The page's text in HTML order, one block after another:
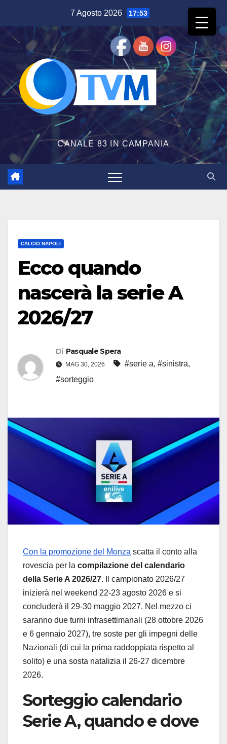
contenuto
7 Agosto 2026 17:53
CANALE 83 IN CAMPANIA
CALCIO NAPOLI
Ecco quando
nascerà la serie A
2026/27
Di Pasquale Spera
MAG 30, 2026 #serie a, #sinistra,
#sorteggio
Con la promozione del Monza scatta il conto alla
rovescia per la compilazione del calendario
della Serie A 2026/27. Il campionato 2026/27
inizierà nel weekend 22-23 agosto 2026 e si
concluderà il 29-30 maggio 2027. Nel mezzo ci
saranno due turni infrasettimanali (28 ottobre 2026
e 6 gennaio 2027), tre soste per gli impegni delle
Nazionali (di cui la prima raddoppiata rispetto al
solito) e una sosta natalizia il 26-27 dicembre
2026.
Sorteggio calendario
Serie A, quando e dove